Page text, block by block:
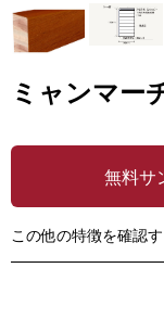
ミャンマー
無料サ
この他の特徴を確認